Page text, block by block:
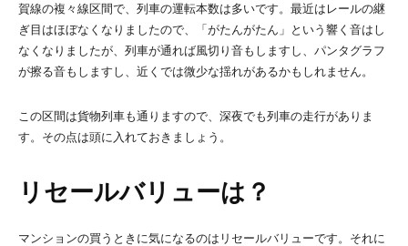
賀線の複々線区間で、列車の運転本数は多いです。最近はレールの継
ぎ目はほぼなくなりましたので、「がたんがたん」という響く音はし
なくなりましたが、列車が通れば風切り音もしますし、パンタグラフ
が擦る音もしますし、近くでは微少な揺れがあるかもしれません。
この区間は貨物列車も通りますので、深夜でも列車の走行がありま
す。その点は頭に入れておきましょう。
リセールバリューは？
マンションの買うときに気になるのはリセールバリューです。それに